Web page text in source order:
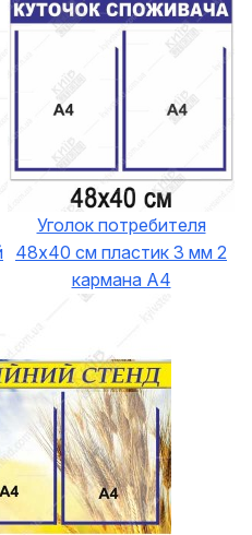
Уголок потребителя
48х40 см пластик 3 мм 2
кармана А4